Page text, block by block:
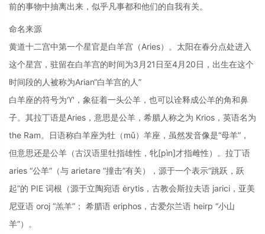
前的事物中抽离出来，似乎凡事都和他们的自我有关。
命名来源
黄道十二宫中第一个星官是白羊宫（Aries）。太阳在春分点处进入
这个星宫，驻留在白羊宫的时间为3月21日至4月20日，出生在这个
时间段的人被称为Arian“白羊宫的人”
白羊座的符号为♈，象征着一头公羊，也可以诠释成公羊的角和鼻
子。其拉丁语是Aries，意思是公羊，希腊人称之为 Krios，英语名为
the Ram。日语称白羊座为牡（mǔ）羊座，虽然发音像是“母羊”，
但意思还是公羊（古汉语里牡指雄性，牝[pìn]才指雌性）。拉丁语
aries “公羊”（与 arietare “撞击”有关），源于一个表示“跳跃，跃
起”的 PIE 词根（源于立陶宛语 ėrytis，古教会斯拉夫语 jarici，亚美
尼亚语 oroj “羔羊”； 希腊语 eriphos，古爱尔兰语 heirp “小山
羊”）。